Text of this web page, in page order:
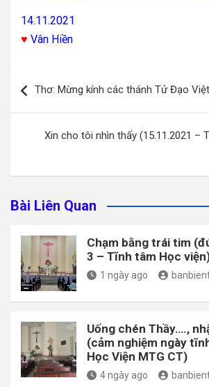
14.11.2021
♥ Vân Hiền
hướng
Thơ: Mừng kính các thánh Tử Đạo
Xin cho tôi nhìn thấy (15.11.2021 –
Bài Liên Quan
Chạm bằng trái tim
3 – Tĩnh tâm Học
1 ngày ago
Uống chén Thầy….,
(cảm nghiệm ngày
Học Viện MTG CT)
4 ngày ago